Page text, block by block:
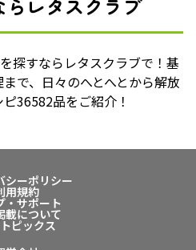
らレタスクラブ
探すならレタスクラブで！基
で、日々のへとへとから解放
36582品をご紹介！
シーポリシー
用規約
・サポート
載について
ピックス